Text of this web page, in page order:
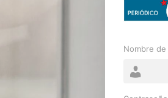
Nombre